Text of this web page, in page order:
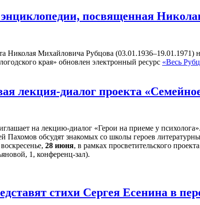
посвященная
Николая Михайловича Рубцова (03.01.1936–19.01.1971)
края» обновлен электронный ресурс «Весь
лекция-диалог проекта
на лекцию-диалог «Герои на приеме у
Пахомов обсудят знакомых со школы героев
28 июня, в рамках просветительского
1, конференц-зал).
стихи Сергея Есенина в